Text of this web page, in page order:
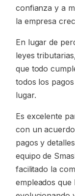
confianza y a
la empresa
En lugar de
leyes
que todo
todos los
lugar.
Es excelente
con un
pagos y
equipo de
facilitado la
empleados